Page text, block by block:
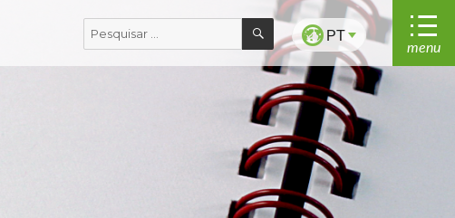
Pesquisar
por:
PESQUISAR
PT
menu